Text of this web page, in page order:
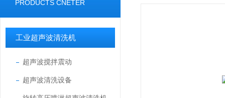
PRODUCTS CNETER
工业超声波清洗机
超声波搅拌震动
超声波清洗设备